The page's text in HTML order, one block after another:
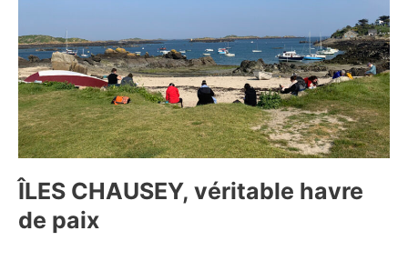
ÎLES CHAUSEY, véritable havre
de paix